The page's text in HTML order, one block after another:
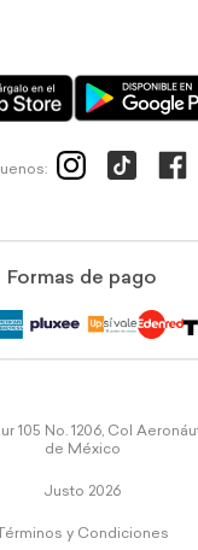
Formas de pago
105 No. 1206, Col
de México
Justo 2026
Términos y Condiciones